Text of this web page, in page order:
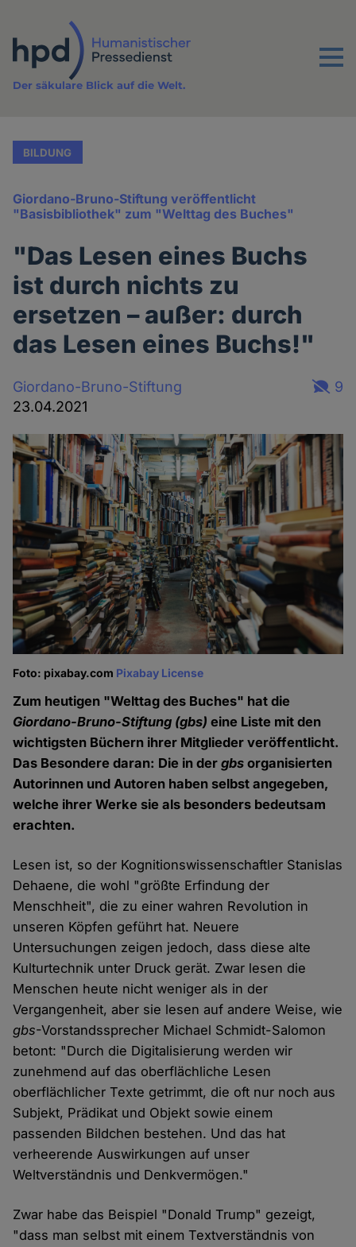
Inhalt
Menu
Der säkulare Blick auf die Welt.
BILDUNG
Giordano-Bruno-Stiftung veröffentlicht
"Basisbibliothek" zum "Welttag des Buches"
"Das Lesen eines Buchs
ist durch nichts zu
ersetzen – außer: durch
das Lesen eines Buchs!"
Giordano-Bruno-Stiftung
23.04.2021
9
Foto: pixabay.com Pixabay License
Zum heutigen "Welttag des Buches" hat die
Giordano-Bruno-Stiftung (gbs) eine Liste mit den
wichtigsten Büchern ihrer Mitglieder veröffentlicht.
Das Besondere daran: Die in dergbs organisierten
Autorinnen und Autoren haben selbst angegeben,
welche ihrer Werke sie als besonders bedeutsam
erachten.
Lesen ist, so der Kognitionswissenschaftler Stanislas
Dehaene, die wohl "größte Erfindung der
Menschheit", die zu einer wahren Revolution in
unseren Köpfen geführt hat. Neuere
Untersuchungen zeigen jedoch, dass diese alte
Kulturtechnik unter Druck gerät. Zwar lesen die
Menschen heute nicht weniger als in der
Vergangenheit, aber sie lesen auf andere Weise, wie
gbs-Vorstandssprecher Michael Schmidt-Salomon
betont: "Durch die Digitalisierung werden wir
zunehmend auf das oberflächliche Lesen
oberflächlicher Texte getrimmt, die oft nur noch aus
Subjekt, Prädikat und Objekt sowie einem
passenden Bildchen bestehen. Und das hat
verheerende Auswirkungen auf unser
Weltverständnis und Denkvermögen."
Zwar habe das Beispiel "Donald Trump" gezeigt,
"dass man selbst mit einem Textverständnis von